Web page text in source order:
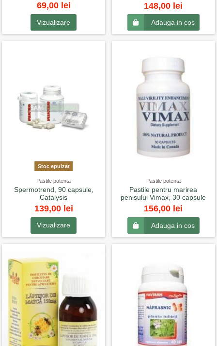
69,00 lei
Vizualizare
148,00 lei
Adauga in cos
Stoc epuizat
Pastile potenta
Spermotrend, 90 capsule,
Catalysis
139,00 lei
Vizualizare
Pastile potenta
Pastile pentru marirea
penisului Vimax, 30 capsule
156,00 lei
Adauga in cos